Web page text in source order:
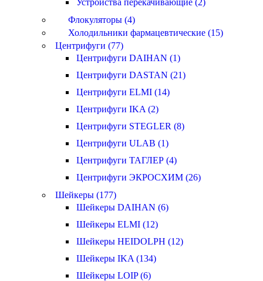
Устройства перекачивающие (2)
Флокуляторы (4)
Холодильники фармацевтические (15)
Центрифуги (77)
Центрифуги DAIHAN (1)
Центрифуги DASTAN (21)
Центрифуги ELMI (14)
Центрифуги IKA (2)
Центрифуги STEGLER (8)
Центрифуги ULAB (1)
Центрифуги ТАГЛЕР (4)
Центрифуги ЭКРОСХИМ (26)
Шейкеры (177)
Шейкеры DAIHAN (6)
Шейкеры ELMI (12)
Шейкеры HEIDOLPH (12)
Шейкеры IKA (134)
Шейкеры LOIP (6)